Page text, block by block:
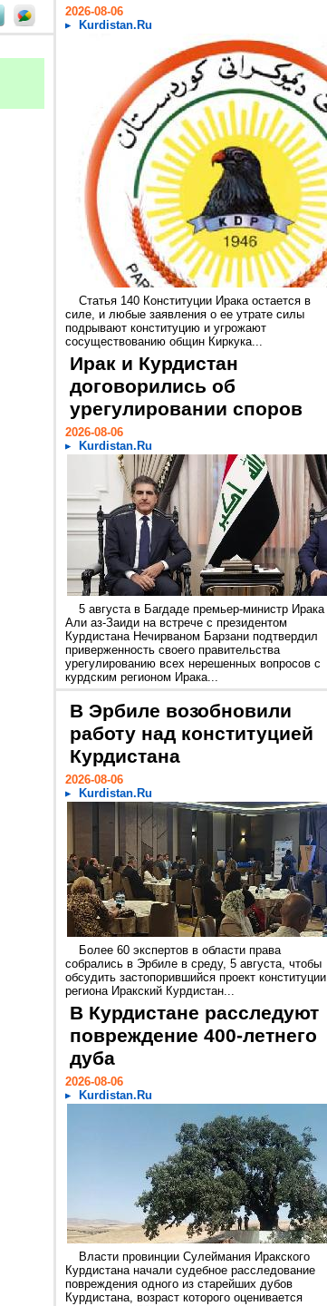
2026-08-06
Kurdistan.Ru
Статья 140 Конституции Ирака остается в
силе, и любые заявления о ее утрате силы
подрывают конституцию и угрожают
сосуществованию общин Киркука...
Ирак и Курдистан
договорились об
урегулировании споров
2026-08-06
Kurdistan.Ru
5 августа в Багдаде премьер-министр Ирака
Али аз-Заиди на встрече с президентом
Курдистана Нечирваном Барзани подтвердил
приверженность своего правительства
урегулированию всех нерешенных вопросов с
курдским регионом Ирака...
В Эрбиле возобновили
работу над конституцией
Курдистана
2026-08-06
Kurdistan.Ru
Более 60 экспертов в области права
собрались в Эрбиле в среду, 5 августа, чтобы
обсудить застопорившийся проект конституции
региона Иракский Курдистан...
В Курдистане расследуют
повреждение 400-летнего
дуба
2026-08-06
Kurdistan.Ru
Власти провинции Сулеймания Иракского
Курдистана начали судебное расследование
повреждения одного из старейших дубов
Курдистана, возраст которого оценивается